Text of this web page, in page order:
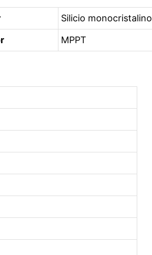
Silicio monocristalino
MPPT